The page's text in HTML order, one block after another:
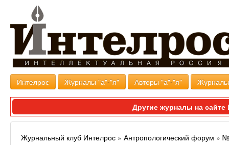
Интелрос Журналы "а"-"я" Авторы "а"-"я"
Другие журналы на
Журнальный клуб Интелрос » Антропологический форум »